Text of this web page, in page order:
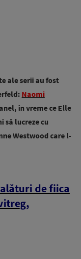
ale serii au fost
Naomi
în vreme ce Elle
să lucreze cu
Westwood care l-
de fiica